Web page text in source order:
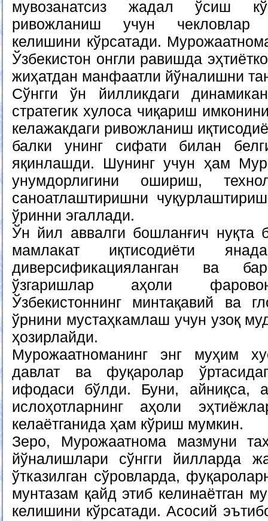
мувозанатсиз жадал ўсиш
ривожланиш учун чекловлар
келишини кўрсатади.
Ўзбекистон онгли равишда
жиҳатдан манфаатли йўналишни
Сўнгги ўн йилликдаги
стратегик хулоса чиқариш
келажакдаги ривожланиш
балки унинг сифати билан
яқинлашди. Шунинг учун ҳам
унумдорлигини ошириш,
саноатлаштиришни
ўринни эгаллади.
Ўн йил аввалги бошланғич нуқта
мамлакат иқтисодиёти
диверсификацияланган ва
ўзгаришлар аҳоли
Ўзбекистоннинг минтақавий ва
ўрнини мустаҳкамлаш учун узоқ
ҳозирлайди.
Мурожаатноманинг энг муҳим
давлат ва фуқаролар
ифодаси бўлди. Буни, айниқса,
ислоҳотларнинг аҳоли
келаётганида ҳам кўриш мумкин.
Зеро, Мурожаатнома мазмуни
йўналишлари сўнгги йилларда
ўтказилган сўровларда,
мунтазам қайд этиб келинаётган
келишини кўрсатади. Асосий